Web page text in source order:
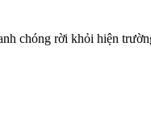
chóng rời khỏi hiện